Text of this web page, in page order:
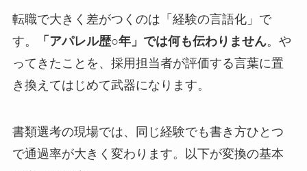
転職で大きく差がつくのは「経験の言語化」で
す。
「アパレル歴○年」では何も伝わりません。や
ってきたことを、採用担当者が評価する言葉に置
き換えてはじめて武器になります。
書類選考の現場では、同じ経験でも書き方ひとつ
で通過率が大きく変わります。以下が変換の基本